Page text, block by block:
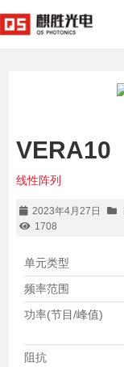
VERA10
线性阵列
2023年4月27日
1708
单元类型
频率范围
功率(节目/峰值)
阻抗